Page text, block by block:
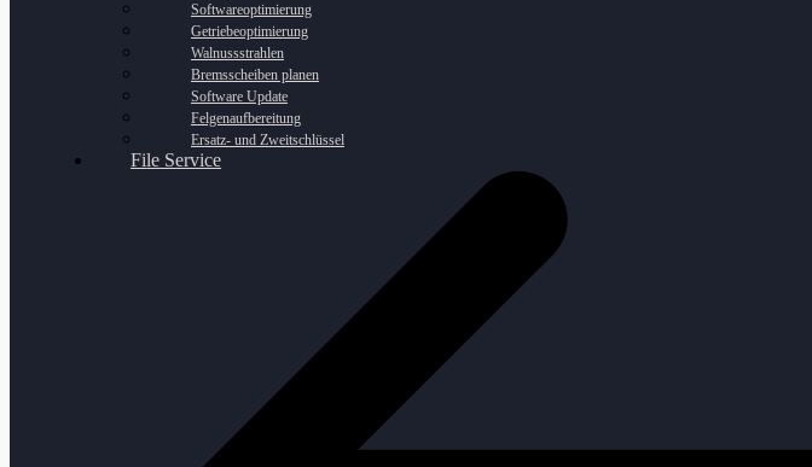
Softwareoptimierung
Getriebeoptimierung
Walnussstrahlen
Bremsscheiben planen
Software Update
Felgenaufbereitung
Ersatz- und Zweitschlüssel
File Service